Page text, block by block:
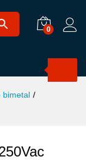
0
bimetal /